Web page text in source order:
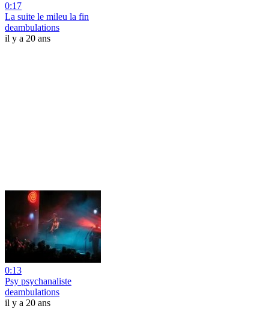
0:17
La suite le mileu la fin
deambulations
il y a 20 ans
0:13
Psy psychanaliste
deambulations
il y a 20 ans